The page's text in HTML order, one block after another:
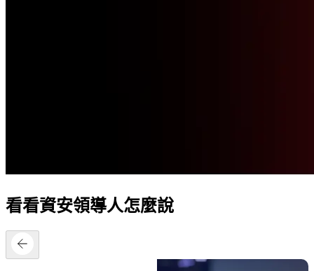
看看資安領導人怎麼說